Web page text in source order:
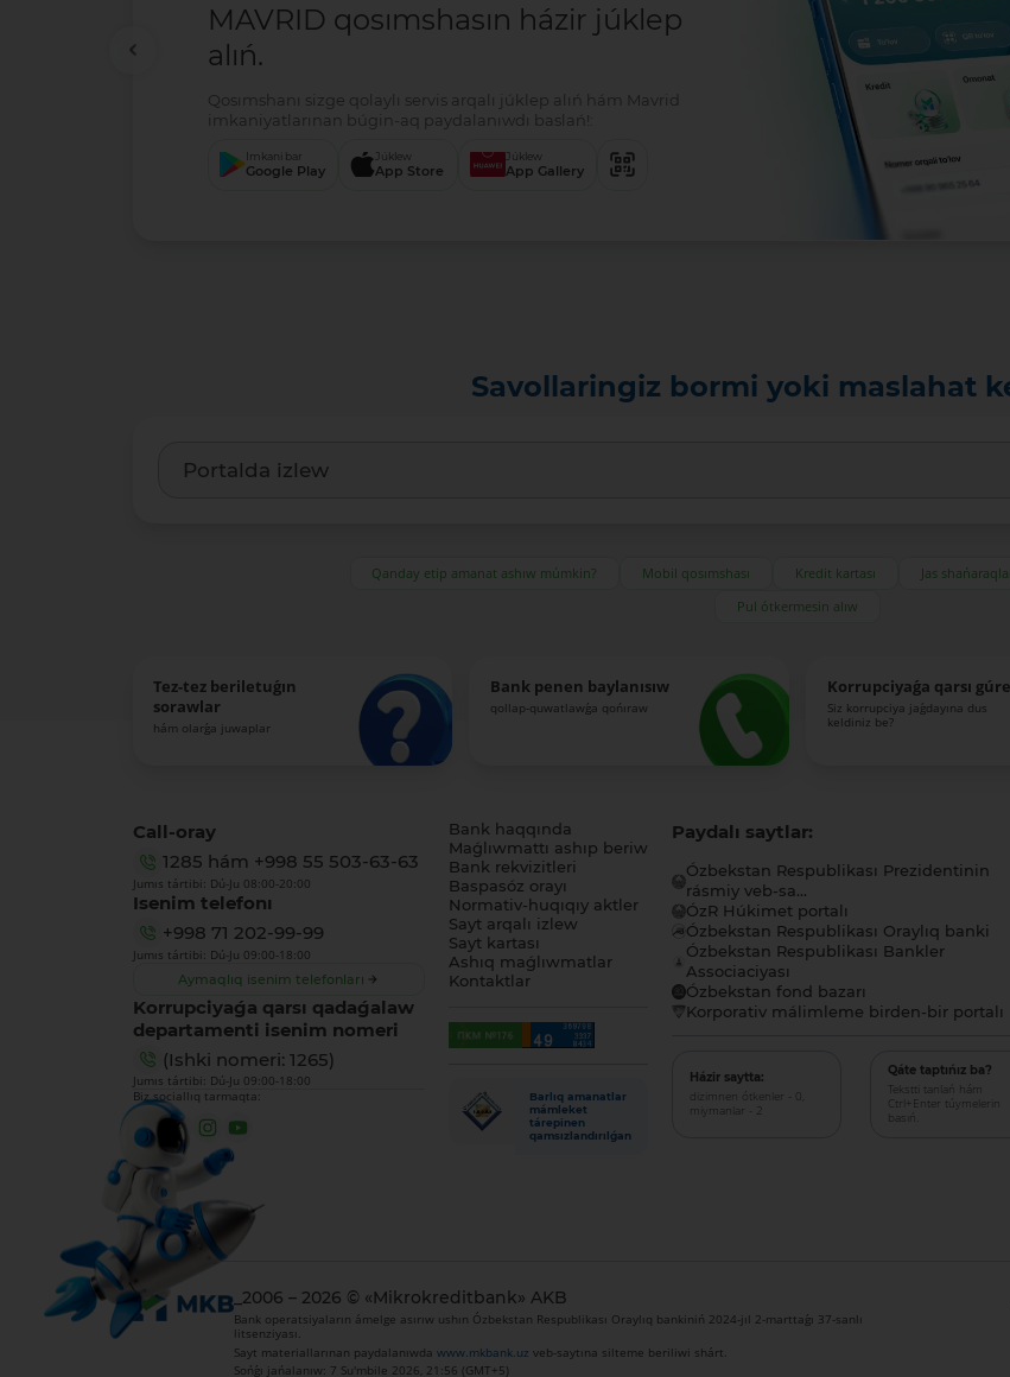
MAVRID qosımshasın házir júklep
alıń.
Qosımshanı sizge qolaylı servis arqalı júklep alıń hám Mavrid
imkaniyatlarınan búgin-aq paydalanıwdı baslań!:
Imkani bar
Google Play
Júklew
App Store
Júklew
App Gallery
Savollaringiz bormi yoki maslahat
Qanday etip amanat ashıw múmkin? Mobil qosımshası Kredit kartası Jas
Pul ótkermesin alıw
Tez-tez beriletuǵın
sorawlar
hám olarǵa juwaplar
Bank penen baylanısıw
qollap-quwatlawǵa qońıraw
Korrupciyaǵa qarsı
Siz korrupciya jaǵdayına dus
keldiniz be?
Call-oray
1285 hám +998 55 503-63-63
Jumıs tártibi: Dú-Ju 08:00-20:00
Isenim telefonı
+998 71 202-99-99
Jumıs tártibi: Dú-Ju 09:00-18:00
Aymaqlıq isenim telefonları
Korrupciyaǵa qarsı qadaǵalaw
departamenti isenim nomeri
(Ishki nomeri: 1265)
Jumıs tártibi: Dú-Ju 09:00-18:00
Biz sociallıq tarmaqta:
Bank haqqında
Maǵlıwmattı ashıp beriw
Bank rekvizitleri
Baspasóz orayı
Normativ-huqıqıy aktler
Sayt arqalı izlew
Sayt kartası
Ashıq maǵlıwmatlar
Kontaktlar
Barlıq amanatlar
mámleket
tárepinen
qamsızlandırılǵan
Paydalı saytlar:
Ózbekstan Respublikası Prezidentinin
rásmiy veb-sa...
ÓzR Húkimet portalı
Ózbekstan Respublikası Oraylıq banki
Ózbekstan Respublikası Bankler
Associaciyası
Ózbekstan fond bazarı
Korporativ málimleme birden-bir portalı
Házir saytta:
dizimnen ótkenler - 0,
miymanlar - 2
Qáte taptıńız ba?
Tekstti tanlań hám
Ctrl+Enter túymelerin
basıń.
_2006 – 2026 © «Mikrokreditbank» AKB
Bank operatsiyaların ámelge asırıw ushın Ózbekstan Respublikası Oraylıq bankiniń 2024-jıl 2-marttaǵı 37-sanlı
litsenziyası.
Sayt materiallarınan paydalanıwdawww.mkbank.uz veb-saytına silteme beriliwi shárt.
Sońǵı jańalanıw: 7 Su'mbile 2026, 21:56 (GMT+5)